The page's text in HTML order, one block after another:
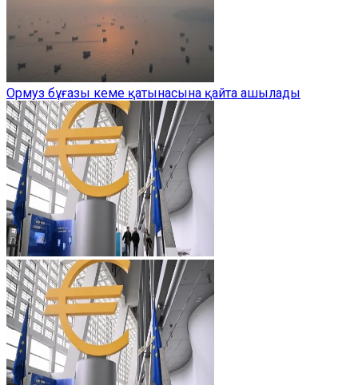
Ормуз бұғазы кеме қатынасына қайта ашылады